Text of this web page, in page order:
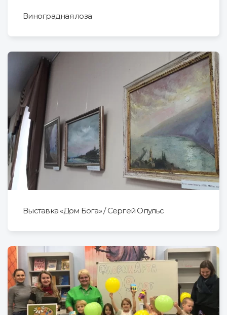
Виноградная лоза
Выставка «Дом Бога» / Сергей Опульс